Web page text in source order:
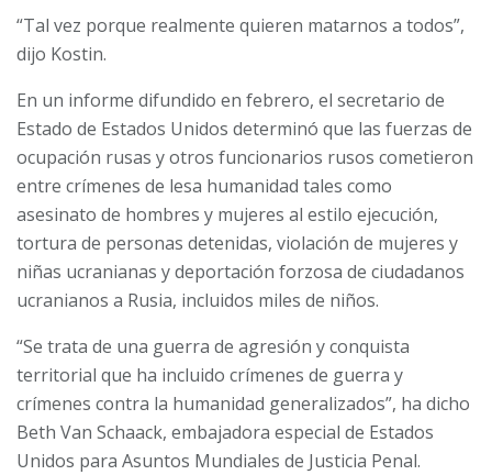
“Tal vez porque realmente quieren matarnos a todos”,
dijo Kostin.
En un informe difundido en febrero, el secretario de
Estado de Estados Unidos determinó que las fuerzas de
ocupación rusas y otros funcionarios rusos cometieron
entre crímenes de lesa humanidad tales como
asesinato de hombres y mujeres al estilo ejecución,
tortura de personas detenidas, violación de mujeres y
niñas ucranianas y deportación forzosa de ciudadanos
ucranianos a Rusia, incluidos miles de niños.
“Se trata de una guerra de agresión y conquista
territorial que ha incluido crímenes de guerra y
crímenes contra la humanidad generalizados”, ha dicho
Beth Van Schaack, embajadora especial de Estados
Unidos para Asuntos Mundiales de Justicia Penal.